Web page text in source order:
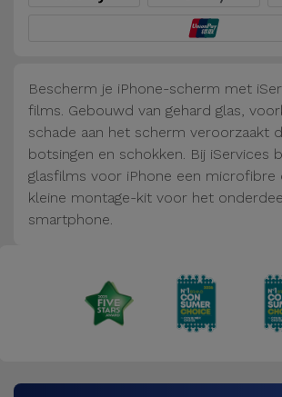
Accessoires
Auto en
Fiets
Computer
Aaccessoires
iPad en
Bescherm je iPhone-scherm met
films. Gebouwd van gehard glas,
schade aan het scherm veroorzaakt
botsingen en schokken. Bij iServices
glasfilms voor iPhone een microfibre
kleine montage-kit voor het
smartphone.